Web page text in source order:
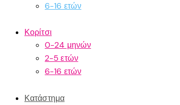
6-16 ετών
Κορίτσι
0-24 μηνών
2-5 ετών
6-16 ετών
Κατάστημα